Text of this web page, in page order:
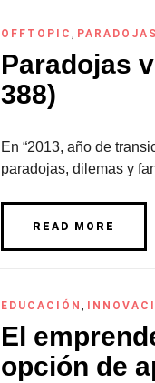
OFFTOPIC , PARADOJAS
Paradojas
388)
En “2013, año de
paradojas, dilemas y
READ MORE
EDUCACIÓN ,
El
opción de